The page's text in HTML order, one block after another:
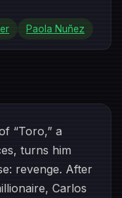
Paola Nuñez
“Toro,” a
turns him
revenge. After
Carlos